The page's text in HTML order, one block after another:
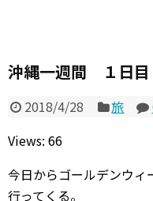
沖縄一週間 １日目
2018/4/28 旅
Views: 66
今日からゴールデンウィ
行ってくる。